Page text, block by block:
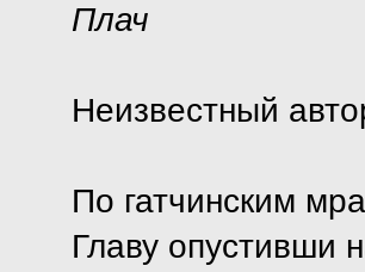
Плач
Неизвестный
По гатчинским
Главу опустивши